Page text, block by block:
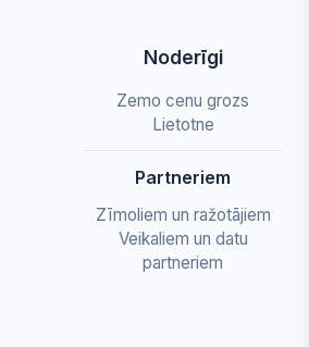
Noderīgi
Zemo cenu grozs
Lietotne
Partneriem
Zīmoliem un ražotājiem
Veikaliem un datu
partneriem